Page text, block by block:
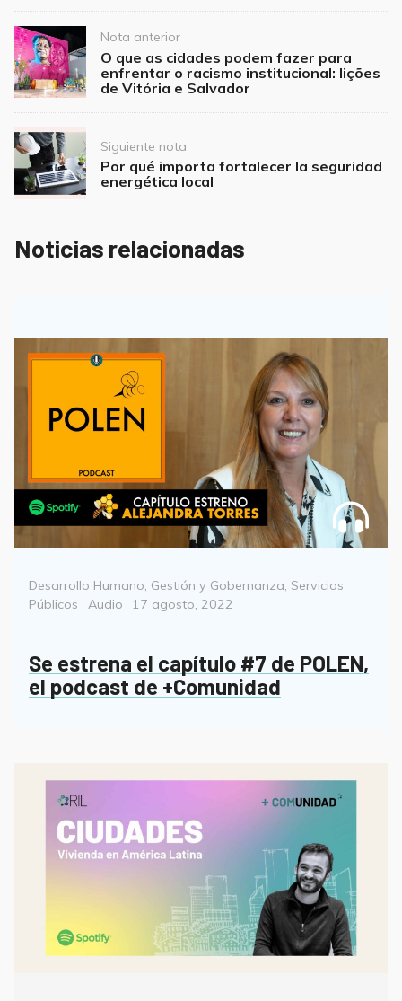
Post
navigation
Nota anterior
O que as cidades podem fazer para
enfrentar o racismo institucional: lições
de Vitória e Salvador
Siguiente nota
Por qué importa fortalecer la seguridad
energética local
Noticias relacionadas
Categorías
Desarrollo Humano, Gestión y Gobernanza, Servicios
Públicos
Format
Audio
Posted
17 agosto, 2022
Se estrena el capítulo #7 de POLEN,
el podcast de +Comunidad